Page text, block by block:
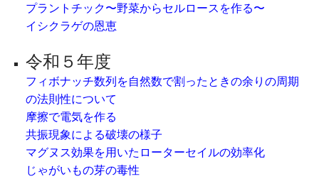
プラントチック〜野菜からセルロースを作る〜
イシクラゲの恩恵
令和５年度
フィボナッチ数列を自然数で割ったときの余りの周期
の法則性について
摩擦で電気を作る
共振現象による破壊の様子
マグヌス効果を用いたローターセイルの効率化
じゃがいもの芽の毒性